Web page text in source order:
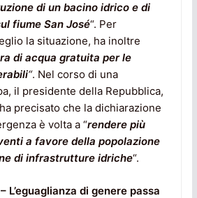
di un bacino idrico e di
fiume San José“. Per
la situazione, ha inoltre
di acqua gratuita per le
“. Nel corso di una
il presidente della Repubblica,
precisato che la dichiarazione
è volta a “rendere più
a favore della popolazione
di infrastrutture idriche“.
L’eguaglianza di genere passa